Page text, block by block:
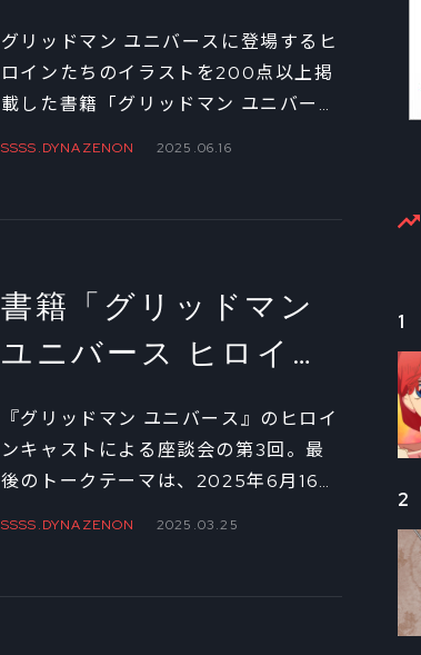
イラストアーカイ
ブ」発売記念 トリガ
ースタッフ座談会
グリッドマン ユニバースに登場するヒ
ロインたちのイラストを200点以上掲
載した書籍「グリッドマン ユニバース
けた中村真由美さんの座談会の一部を
お届けしよう。 ※「ヒロインイラスト
アーカイブ」の購入はこちら
SSSS.DYNAZENON 2025.06.16
書籍「グリッドマン
ユニバース ヒロイン
イラストアーカイ
ブ」発売決定記念 ヒ
ロインキャスト座談
会③
『グリッドマン ユニバース』のヒロイ
ンキャストによる座談会の第3回。最
後のトークテーマは、2025年6月16日
SSSS.DYNAZENON 2025.03.25
1
2